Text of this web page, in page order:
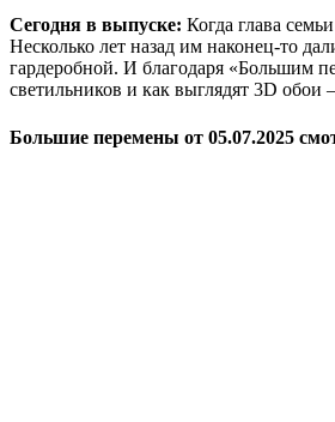
Сегодня в выпуске: Когда глава
Несколько лет назад им наконец-то
гардеробной. И благодаря «Большим
светильников и как выглядят 3D обои
Большие перемены от 05.07.2025